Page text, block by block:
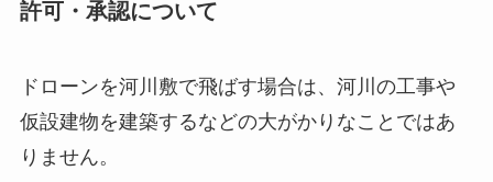
許可・承認について
ドローンを河川敷で飛ばす場合は、河川の工事や
仮設建物を建築するなどの大がかりなことではあ
りません。